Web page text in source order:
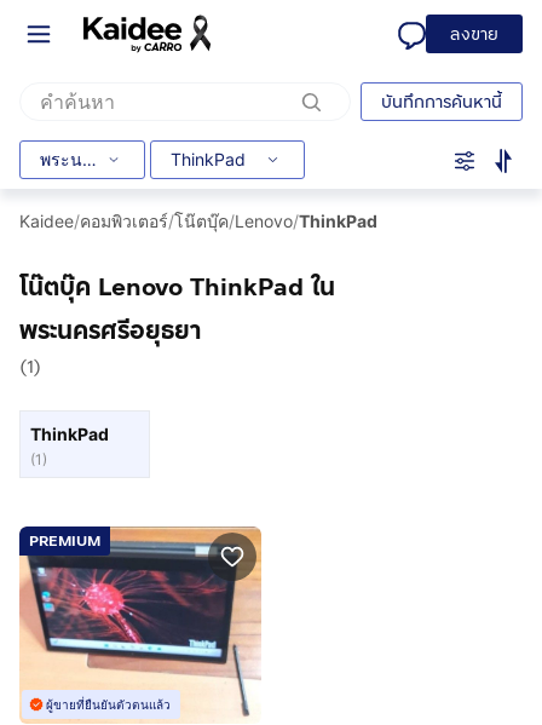
ลงขาย
บันทึกการค้นหานี้
พระนครศรีอยุธยาThinkPad
Kaidee/คอมพิวเตอร์/โน๊ตบุ๊ค/Lenovo/ThinkPad
โน๊ตบุ๊ค Lenovo ThinkPad ใน
พระนครศรีอยุธยา
(1)
ThinkPad
(1 )
PREMIUM
ผู้ขายที่ยืนยันตัวตนแล้ว